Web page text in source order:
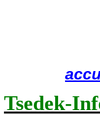
Tsedek-